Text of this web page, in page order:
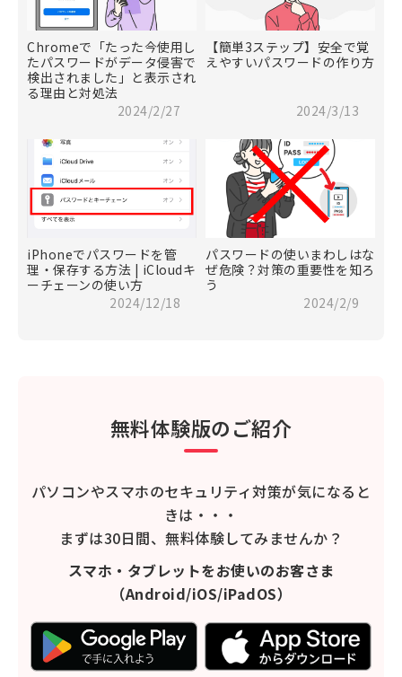
Chromeで「たった今使用し
たパスワードがデータ侵害で
検出されました」と表示され
る理由と対処法
2024/2/27
【簡単3ステップ】安全で覚
えやすいパスワードの作り方
2024/3/13
iPhoneでパスワードを管
理・保存する方法 | iCloudキ
ーチェーンの使い方
2024/12/18
パスワードの使いまわしはな
ぜ危険？対策の重要性を知ろ
う
2024/2/9
無料体験版のご紹介
パソコンやスマホのセキュリティ対策が気になると
きは・・・
まずは30日間、無料体験してみませんか？
スマホ・タブレットをお使いのお客さま
（Android/iOS/iPadOS）